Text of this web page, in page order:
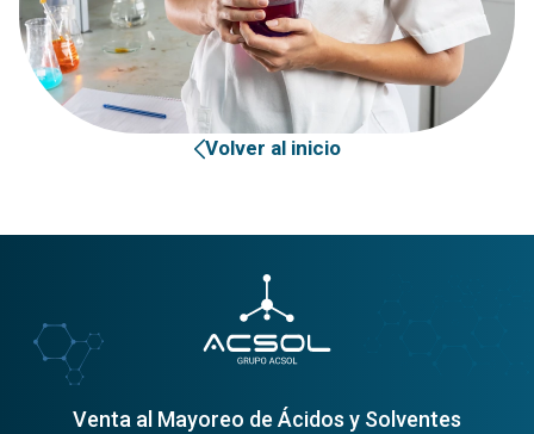
Volver al inicio
Venta al Mayoreo de Ácidos y Solventes